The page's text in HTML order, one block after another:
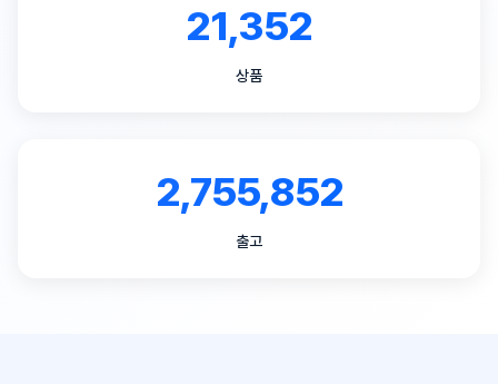
21,352
상품
2,755,852
출고